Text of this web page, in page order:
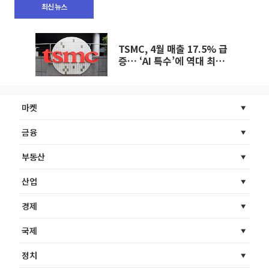
최신 뉴스
TSMC, 4월 매출 17.5% 급
증… ‘AI 특수’에 역대 최대
마켓
금융
부동산
산업
경제
국제
정치